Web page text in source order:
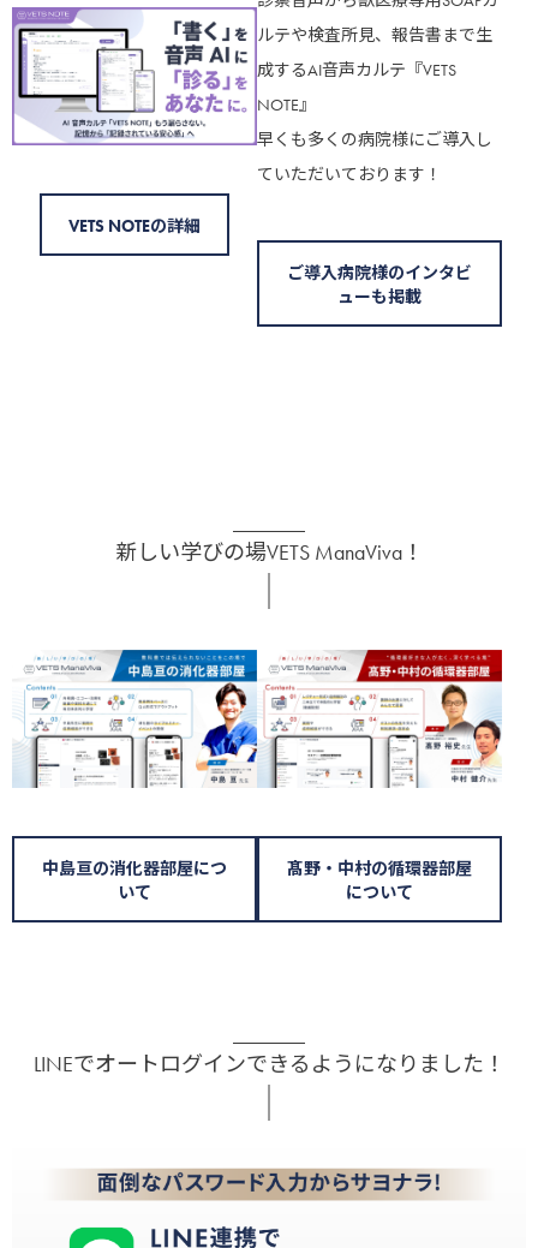
申込情報の登録方法とセミナ
ー申込方法は下画像をご参照
ください
VETS TECHのLINEアカウントへ
VETS NOTEの詳細
ルテや検査所見、報告書まで生
成するAI音声カルテ『VETS
NOTE』
早くも多くの病院様にご導入し
ていただいております！
ご導入病院様のインタビ
ューも掲載
新しい学びの場VETS ManaViva！
中島亘の消化器部屋につ
いて
髙野・中村の循環器部屋
について
LINEでオートログインできるようになりました！